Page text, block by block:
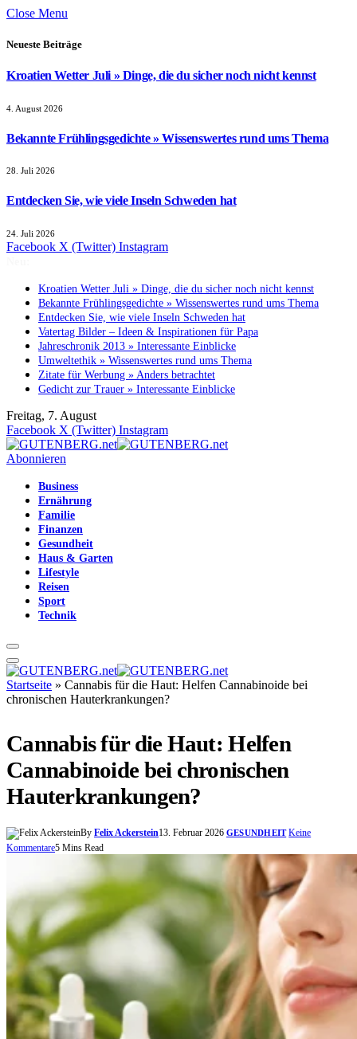
Close Menu
Neueste Beiträge
Kroatien Wetter Juli » Dinge, die du sicher noch nicht kennst
4. August 2026
Bekannte Frühlingsgedichte » Wissenswertes rund ums Thema
28. Juli 2026
Entdecken Sie, wie viele Inseln Schweden hat
24. Juli 2026
Facebook X (Twitter) Instagram
Kroatien Wetter Juli » Dinge, die du sicher noch nicht kennst
Bekannte Frühlingsgedichte » Wissenswertes rund ums Thema
Entdecken Sie, wie viele Inseln Schweden hat
Vatertag Bilder – Ideen & Inspirationen für Papa
Jahreschronik 2013 » Interessante Einblicke
Umweltethik » Wissenswertes rund ums Thema
Zitate für Werbung » Anders betrachtet
Gedicht zur Trauer » Interessante Einblicke
Freitag, 7. August
Facebook X (Twitter) Instagram
Abonnieren
Business
Ernährung
Familie
Finanzen
Gesundheit
Haus & Garten
Lifestyle
Reisen
Sport
Technik
Startseite » Cannabis für die Haut: Helfen Cannabinoide bei
chronischen Hauterkrankungen?
Cannabis für die Haut: Helfen
Cannabinoide bei chronischen
Hauterkrankungen?
By Felix Ackerstein13. Februar 2026 GESUNDHEIT Keine
Kommentare5 Mins Read